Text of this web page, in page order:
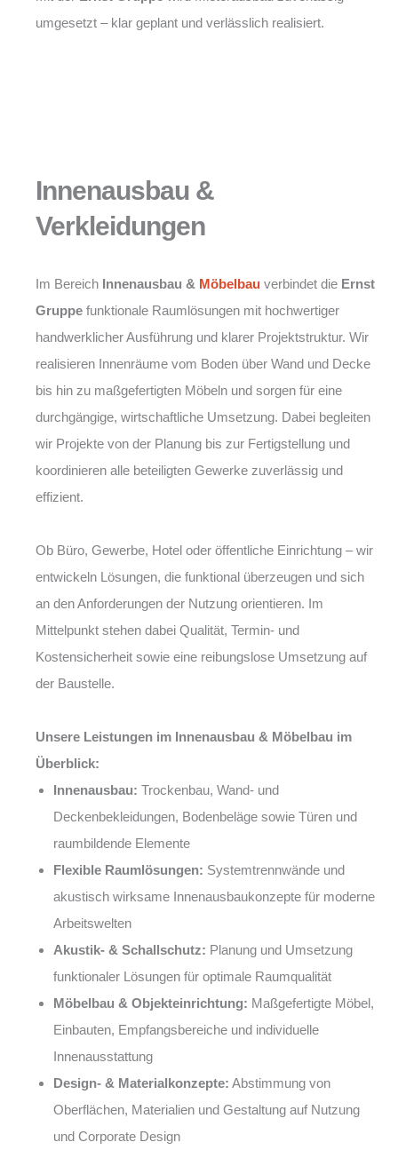
umgesetzt – klar geplant und verlässlich realisiert.
Innenausbau &
Verkleidungen
Im Bereich Innenausbau & Möbelbau verbindet die Ernst
Gruppe funktionale Raumlösungen mit hochwertiger
handwerklicher Ausführung und klarer Projektstruktur. Wir
realisieren Innenräume vom Boden über Wand und Decke
bis hin zu maßgefertigten Möbeln und sorgen für eine
durchgängige, wirtschaftliche Umsetzung. Dabei begleiten
wir Projekte von der Planung bis zur Fertigstellung und
koordinieren alle beteiligten Gewerke zuverlässig und
effizient.
Ob Büro, Gewerbe, Hotel oder öffentliche Einrichtung – wir
entwickeln Lösungen, die funktional überzeugen und sich
an den Anforderungen der Nutzung orientieren. Im
Mittelpunkt stehen dabei Qualität, Termin- und
Kostensicherheit sowie eine reibungslose Umsetzung auf
der Baustelle.
Unsere Leistungen im Innenausbau & Möbelbau im
Überblick:
Innenausbau: Trockenbau, Wand- und
Deckenbekleidungen, Bodenbeläge sowie Türen und
raumbildende Elemente
Flexible Raumlösungen: Systemtrennwände und
akustisch wirksame Innenausbaukonzepte für moderne
Arbeitswelten
Akustik- & Schallschutz: Planung und Umsetzung
funktionaler Lösungen für optimale Raumqualität
Möbelbau & Objekteinrichtung: Maßgefertigte Möbel,
Einbauten, Empfangsbereiche und individuelle
Innenausstattung
Design- & Materialkonzepte: Abstimmung von
Oberflächen, Materialien und Gestaltung auf Nutzung
und Corporate Design